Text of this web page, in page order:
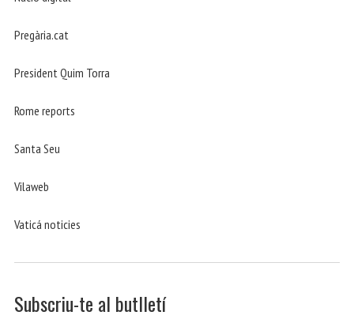
Pregària.cat
President Quim Torra
Rome reports
Santa Seu
Vilaweb
Vaticá noticies
Subscriu-te al butlletí